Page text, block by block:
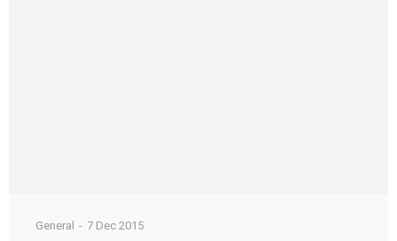
General 7 Dec 2015